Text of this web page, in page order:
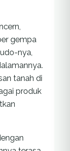
gempa
nya,
tanah di
produk